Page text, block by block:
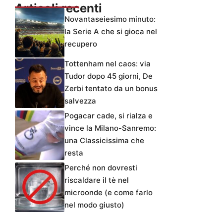
Articoli recenti
Novantaseiesimo minuto:
la Serie A che si gioca nel
recupero
Tottenham nel caos: via
Tudor dopo 45 giorni, De
Zerbi tentato da un bonus
salvezza
Pogacar cade, si rialza e
vince la Milano-Sanremo:
una Classicissima che
resta
Perché non dovresti
riscaldare il tè nel
microonde (e come farlo
nel modo giusto)